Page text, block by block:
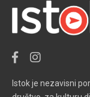
Istok je nezavisni